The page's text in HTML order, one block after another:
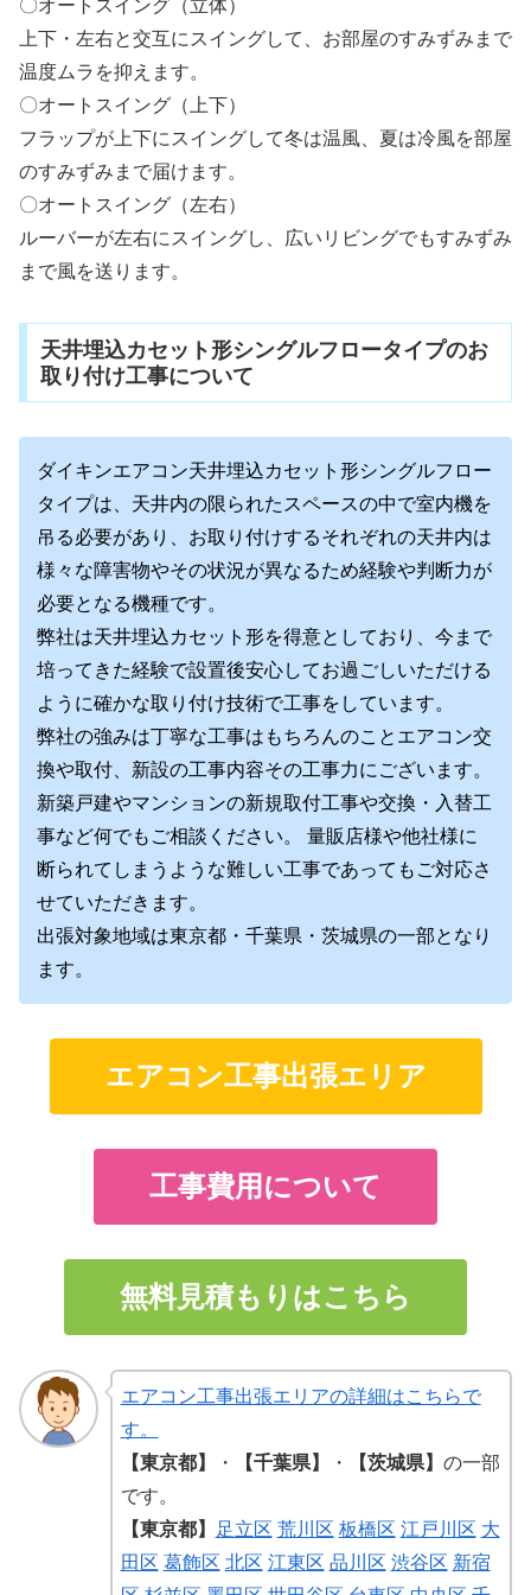
〇オートスイング（立体）
上下・左右と交互にスイングして、お部屋のすみずみまで
温度ムラを抑えます。
〇オートスイング（上下）
フラップが上下にスイングして冬は温風、夏は冷風を部屋
のすみずみまで届けます。
〇オートスイング（左右）
ルーバーが左右にスイングし、広いリビングでもすみずみ
まで風を送ります。
天井埋込カセット形シングルフロータイプのお
取り付け工事について
ダイキンエアコン天井埋込カセット形シングルフロー
タイプは、天井内の限られたスペースの中で室内機を
吊る必要があり、お取り付けするそれぞれの天井内は
様々な障害物やその状況が異なるため経験や判断力が
必要となる機種です。
弊社は天井埋込カセット形を得意としており、今まで
培ってきた経験で設置後安心してお過ごしいただける
ように確かな取り付け技術で工事をしています。
弊社の強みは丁寧な工事はもちろんのことエアコン交
換や取付、新設の工事内容その工事力にございます。
新築戸建やマンションの新規取付工事や交換・入替工
事など何でもご相談ください。 量販店様や他社様に
断られてしまうような難しい工事であってもご対応さ
せていただきます。
出張対象地域は東京都・千葉県・茨城県の一部となり
ます。
エアコン工事出張エリア
工事費用について
無料見積もりはこちら
エアコン工事出張エリアの詳細はこちらで
す。
【東京都】
・ 【千葉県】 ・ 【茨城県】 の一部
です。
【東京都】
足立区 荒川区 板橋区 江戸川区 大
田区 葛飾区 北区 江東区 品川区 渋谷区 新宿